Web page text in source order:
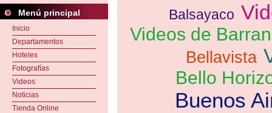
Menú principal
Inicio
Departamentos
Hoteles
Fotografías
Videos
Noticias
Tienda Online
Balsayaco
Videos de
Bellavista
Bello
Buenos